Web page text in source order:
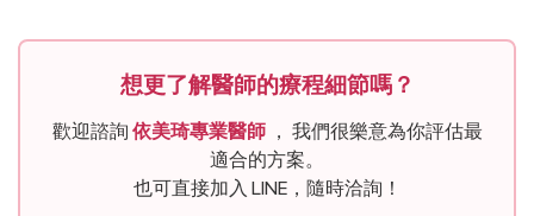
想更了解醫師的療程細節嗎？
歡迎諮詢 依美琦專業醫師 ， 我們很樂意為你評估最
適合的方案。
也可直接加入 LINE，隨時洽詢！